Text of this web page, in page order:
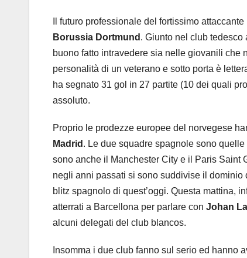
Il futuro professionale del fortissimo
Borussia Dortmund . Giunto nel club
buono fatto intravedere sia nelle giovanili che
personalità di un veterano e sotto porta è
ha segnato 31 gol in 27 partite (10 dei quali
assoluto.
Proprio le prodezze europee del norvegese
Madrid . Le due squadre spagnole sono
sono anche il Manchester City e il Paris Saint
negli anni passati si sono suddivise il dominio
blitz spagnolo di quest’oggi. Questa mattina,
atterrati a Barcellona per parlare con Johan
alcuni delegati del club blancos.
Insomma i due club fanno sul serio ed hanno